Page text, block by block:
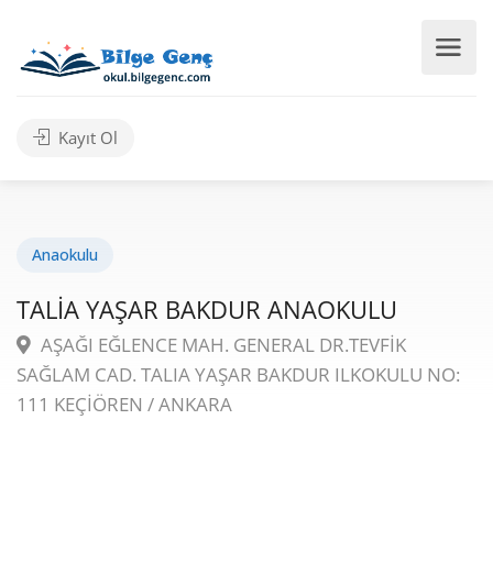
Kayıt Ol
Anaokulu
TALİA YAŞAR BAKDUR ANAOKULU
AŞAĞI EĞLENCE MAH. GENERAL DR.TEVFİK
SAĞLAM CAD. TALIA YAŞAR BAKDUR ILKOKULU NO:
111 KEÇİÖREN / ANKARA